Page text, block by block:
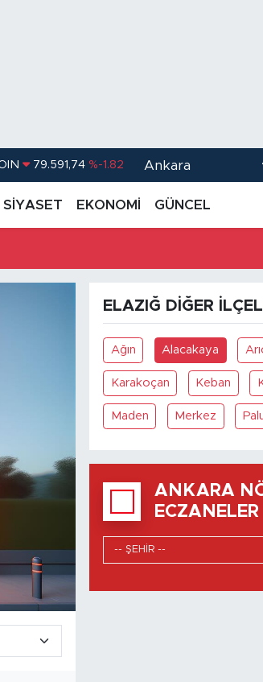
45,43620 %0.02
53,38690 %0.19
6862,09000 %0.19
%0
Ankara
SİYASET EKONOMİ GÜNCEL
ELAZIĞ DIĞER
Ağın Alacakaya
Karakoçan Keban
Maden Merkez
ANKARA
ECZANELER